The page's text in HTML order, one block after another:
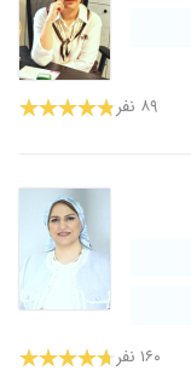
۸۹ نفر
۱۶۰ نفر